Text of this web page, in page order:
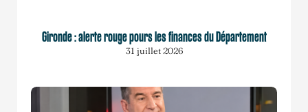
Gironde : alerte rouge pours les finances du Département
31 juillet 2026